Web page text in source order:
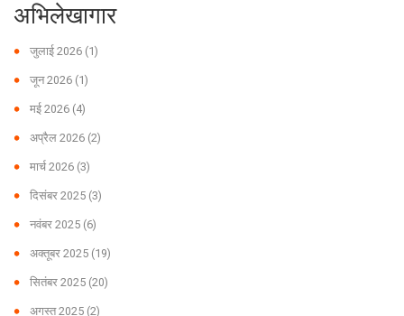
अभिलेखागार
जुलाई 2026 (1)
जून 2026 (1)
मई 2026 (4)
अप्रैल 2026 (2)
मार्च 2026 (3)
दिसंबर 2025 (3)
नवंबर 2025 (6)
अक्तूबर 2025 (19)
सितंबर 2025 (20)
अगस्त 2025 (2)